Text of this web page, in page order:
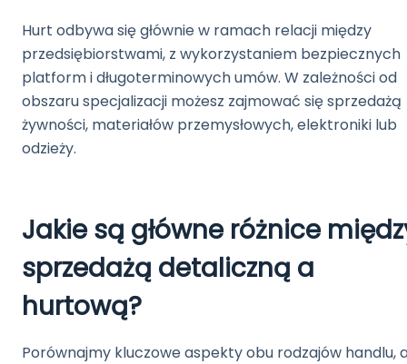
Hurt odbywa się głównie w ramach relacji między
przedsiębiorstwami, z wykorzystaniem bezpiecznych
platform i długoterminowych umów. W zależności od
obszaru specjalizacji możesz zajmować się sprzedażą
żywności, materiałów przemysłowych, elektroniki lub
odzieży.
Jakie są główne różnice
sprzedażą detaliczną a
hurtową?
Porównajmy kluczowe aspekty obu rodzajów handlu,